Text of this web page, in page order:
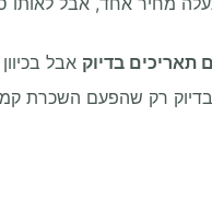
תאריכים בדיוק אבל
רק שהפעם השכרת